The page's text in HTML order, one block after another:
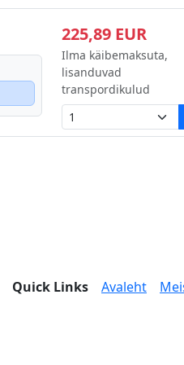
225,89 EUR
Ilma käibemaksuta,
lisanduvad
transpordikulud
Quick Links Avaleht